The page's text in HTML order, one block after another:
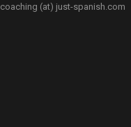
coaching (at) just-spanish.com